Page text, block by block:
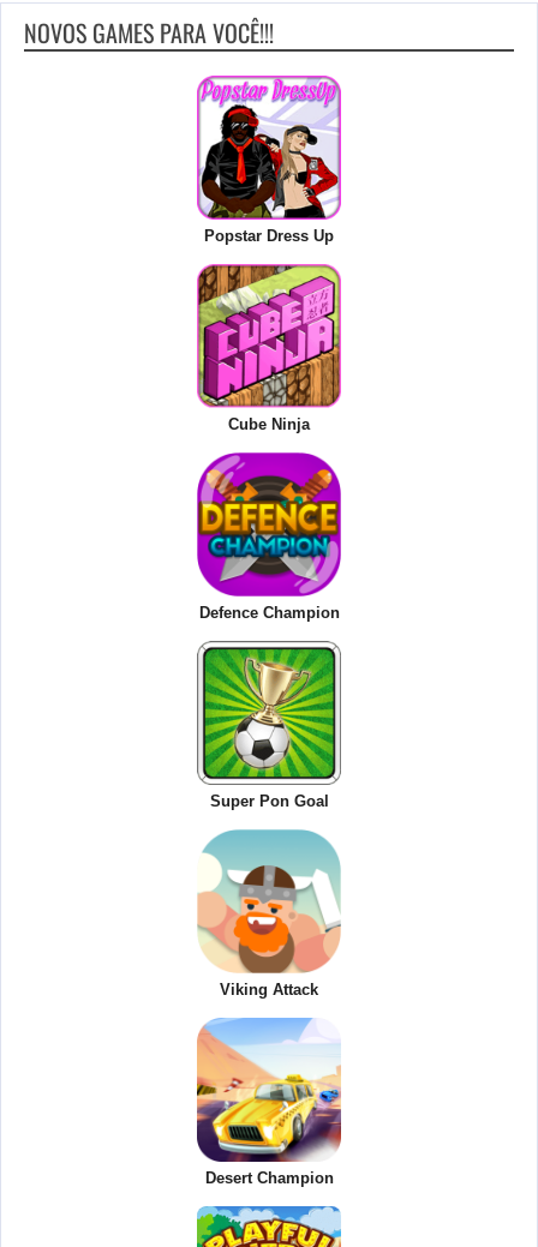
NOVOS GAMES PARA VOCÊ!!!
Popstar Dress Up
Cube Ninja
Defence Champion
Super Pon Goal
Viking Attack
Desert Champion